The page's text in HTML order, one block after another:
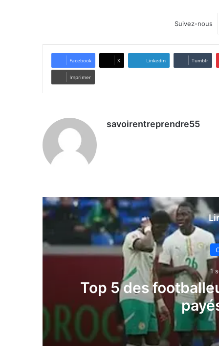
Suivez-nous
Facebook X Linkedin Tumblr
Imprimer
savoirentreprendre55
1
Top 5 des